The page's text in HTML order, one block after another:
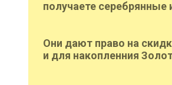
получаете
Они дают право на
и для накопленния